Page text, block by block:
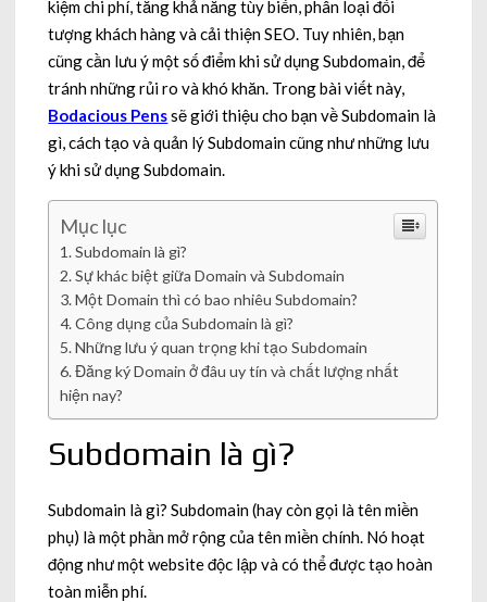
kiệm chi phí, tăng khả năng tùy biến, phân loại đối
tượng khách hàng và cải thiện SEO. Tuy nhiên, bạn
cũng cần lưu ý một số điểm khi sử dụng Subdomain, để
tránh những rủi ro và khó khăn. Trong bài viết này,
Bodacious Penssẽ giới thiệu cho bạn về Subdomain là
gì, cách tạo và quản lý Subdomain cũng như những lưu
ý khi sử dụng Subdomain.
Mục lục
Subdomain là gì?
Sự khác biệt giữa Domain và Subdomain
Một Domain thì có bao nhiêu Subdomain?
Công dụng của Subdomain là gì?
Những lưu ý quan trọng khi tạo Subdomain
Đăng ký Domain ở đâu uy tín và chất lượng nhất
hiện nay?
Subdomain là gì?
Subdomain là gì? Subdomain (hay còn gọi là tên miền
phụ) là một phần mở rộng của tên miền chính. Nó hoạt
động như một website độc lập và có thể được tạo hoàn
toàn miễn phí.